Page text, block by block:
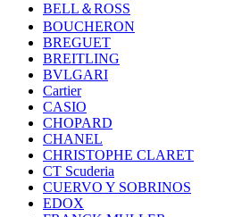
BELL＆ROSS
BOUCHERON
BREGUET
BREITLING
BVLGARI
Cartier
CASIO
CHOPARD
CHANEL
CHRISTOPHE CLARET
CT Scuderia
CUERVO Y SOBRINOS
EDOX